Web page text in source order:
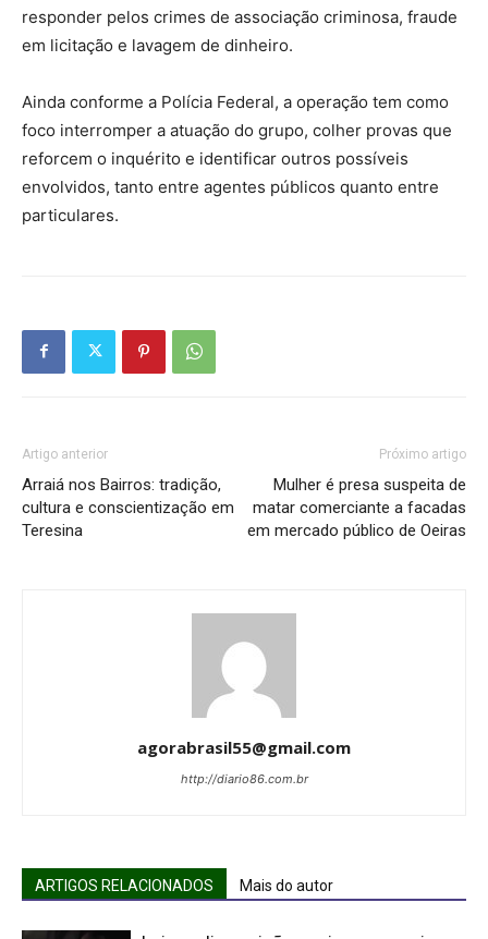
responder pelos crimes de associação criminosa, fraude
em licitação e lavagem de dinheiro.
Ainda conforme a Polícia Federal, a operação tem como
foco interromper a atuação do grupo, colher provas que
reforcem o inquérito e identificar outros possíveis
envolvidos, tanto entre agentes públicos quanto entre
particulares.
Artigo anterior
Arraiá nos Bairros: tradição,
cultura e conscientização em
Teresina
Próximo artigo
Mulher é presa suspeita de
matar comerciante a facadas
em mercado público de Oeiras
agorabrasil55@gmail.com
http://diario86.com.br
ARTIGOS RELACIONADOS Mais do autor